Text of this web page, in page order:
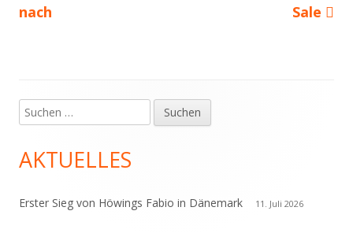
nach
Sale
Haupt-
Seitenleiste
Suchen
nach:
AKTUELLES
Erster Sieg von Höwings Fabio in Dänemark 11. Juli 2026